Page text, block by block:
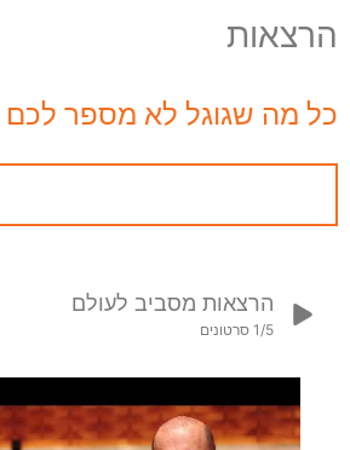
הרצאות
כל מה שגוגל לא מספר לכם
הרצאות מסביב לעולם
1/5 סרטונים